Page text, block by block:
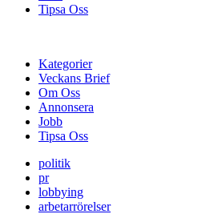
Tipsa Oss
Kategorier
Veckans Brief
Om Oss
Annonsera
Jobb
Tipsa Oss
politik
pr
lobbying
arbetarrörelser